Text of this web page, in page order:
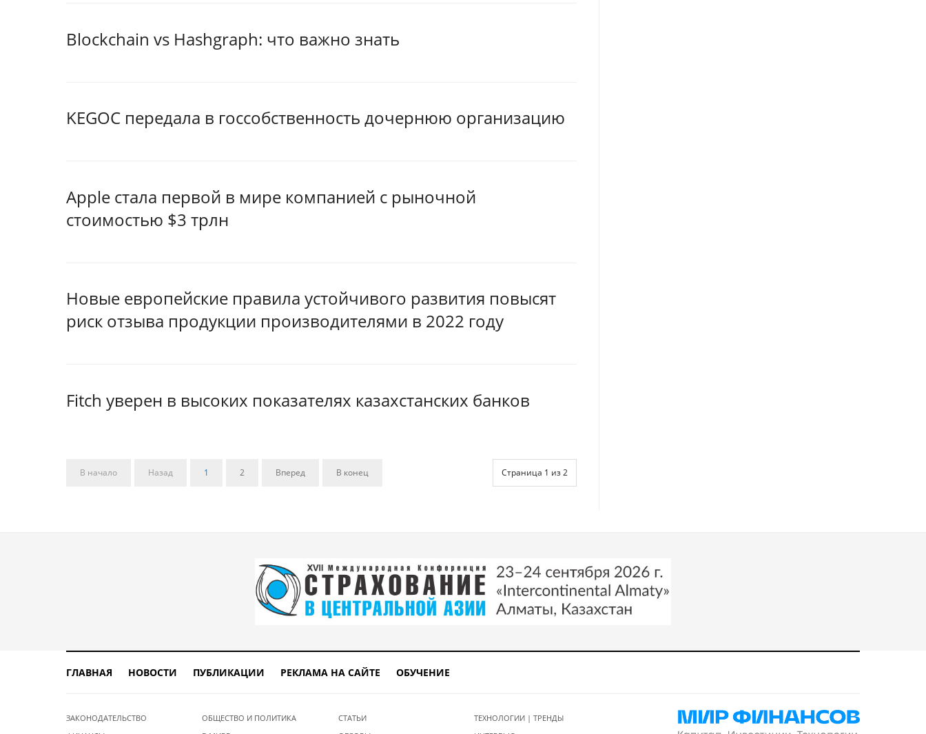
Blockchain vs Hashgraph: что важно знать
KEGOC передала в госсобственность дочернюю организацию
Apple стала первой в мире компанией с рыночной
стоимостью $3 трлн
Новые европейские правила устойчивого развития повысят
риск отзыва продукции производителями в 2022 году
Fitch уверен в высоких показателях казахстанских банков
Страница 1 из 2
В начало Назад 1 2 Вперед В конец
ГЛАВНАЯ НОВОСТИ ПУБЛИКАЦИИ РЕКЛАМА НА САЙТЕ ОБУЧЕНИЕ
ЗАКОНОДАТЕЛЬСТВО
ОБЩЕСТВО И ПОЛИТИКА
СТАТЬИ
ТЕХНОЛОГИИ | ТРЕНДЫ